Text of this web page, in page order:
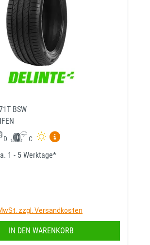
BSW
D C
Mehr Informationen zum
1 - 5 Werktage*
zzgl. Versandkosten
IN DEN WARENKORB